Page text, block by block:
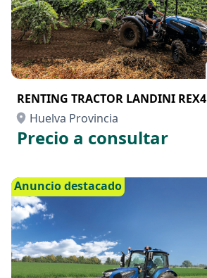
RENTING TRACTOR LANDINI
Huelva Provincia
Precio a consultar
Anuncio destacado